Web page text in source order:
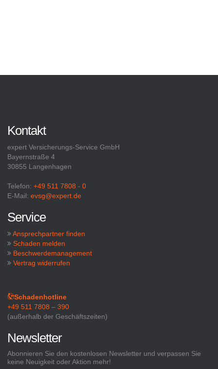
Kontakt
expert Versicherungs-Service GmbH
Bayernstraße 4
30855 Langenhagen
Telefon: +49 511 7808 - 0
E-Mail: evsg@expert.de
Service
Ansprechpartner finden
Schaden melden
Beschwerdemanagement
Vertrag widerrufen
Schadenhotline
+49 511 7808 – 390
(außerhalb der Geschäftszeiten)
Newsletter
Abonnieren Sie den kostenlosen Newsletter und verpassen Sie
keine Neuigkeit oder Aktion mehr!